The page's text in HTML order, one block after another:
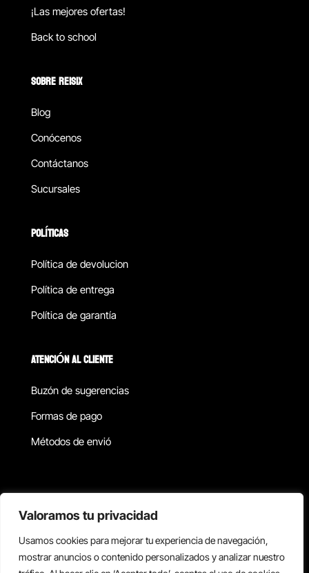
Valoramos tu privacidad
Usamos cookies para mejorar tu experiencia de navegación,
mostrar anuncios o contenido personalizados y analizar nuestro
¡Las mejores ofertas!
Back to school
SOBRE REISIX
Blog
Conócenos
Contáctanos
Sucursales
POLÍTICAS
Política de devolucion
Política de entrega
Política de garantía
ATENCIÓN AL CLIENTE
Buzón de sugerencias
Formas de pago
Métodos de envió
Copyright © 2026 Reisix. Todos los derechos reservados.